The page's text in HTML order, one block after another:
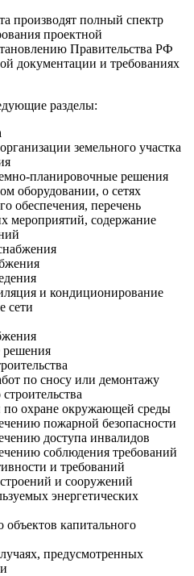
производят полный спектр
проектной
Правительства РФ
документации и требованиях
разделы:
земельного участка
планировочные решения
оборудовании, о сетях
обеспечения, перечень
мероприятий, содержание
и кондиционирование
сети
решения
по сносу или демонтажу
по охране окружающей среды
пожарной безопасности
доступа инвалидов
соблюдения требований
и требований
и сооружений
энергетических
объектов капитального
предусмотренных